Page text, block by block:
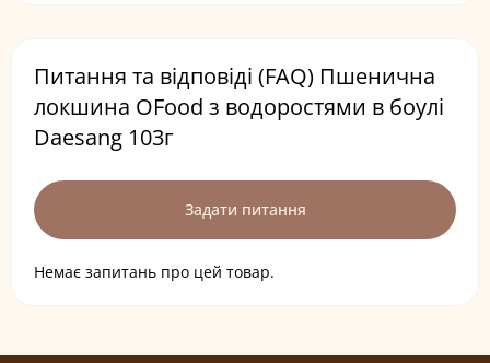
Питання та відповіді (FAQ) Пшенична
локшина OFood з водоростями в боулі
Daesang 103г
Задати питання
Немає запитань про цей товар.